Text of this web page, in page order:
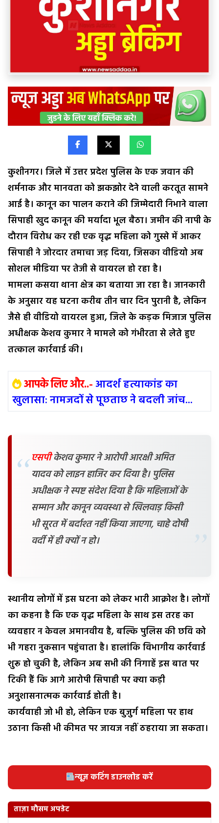
कुशीनगर। जिले में उत्तर प्रदेश पुलिस के एक जवान की
शर्मनाक और मानवता को झकझोर देने वाली करतूत सामने
आई है। कानून का पालन कराने की जिम्मेदारी निभाने वाला
सिपाही खुद कानून की मर्यादा भूल बैठा। जमीन की नापी के
दौरान विरोध कर रही एक वृद्ध महिला को गुस्से में आकर
सिपाही ने जोरदार तमाचा जड़ दिया, जिसका वीडियो अब
सोशल मीडिया पर तेजी से वायरल हो रहा है।
मामला कसया थाना क्षेत्र का बताया जा रहा है। जानकारी
के अनुसार यह घटना करीब तीन चार दिन पुरानी है, लेकिन
जैसे ही वीडियो वायरल हुआ, जिले के कड़क मिजाज पुलिस
अधीक्षक केशव कुमार ने मामले को गंभीरता से लेते हुए
तत्काल कार्रवाई की।
आपके लिए और..- आदर्श हत्याकांड का
खुलासा: नामजदों से पूछताछ ने बदली जांच...
एसपीकेशव कुमार ने आरोपी आरक्षी अमित
यादव को लाइन हाजिर कर दिया है। पुलिस
अधीक्षक ने स्पष्ट संदेश दिया है कि महिलाओं के
सम्मान और कानून व्यवस्था से खिलवाड़ किसी
भी सूरत में बर्दाश्त नहीं किया जाएगा, चाहे दोषी
वर्दी में ही क्यों न हो।
स्थानीय लोगों में इस घटना को लेकर भारी आक्रोश है। लोगों
का कहना है कि एक वृद्ध महिला के साथ इस तरह का
व्यवहार न केवल अमानवीय है, बल्कि पुलिस की छवि को
भी गहरा नुकसान पहुंचाता है। हालांकि विभागीय कार्रवाई
शुरू हो चुकी है, लेकिन अब सभी की निगाहें इस बात पर
टिकी हैं कि आगे आरोपी सिपाही पर क्या कड़ी
अनुशासनात्मक कार्रवाई होती है।
कार्यवाही जो भी हो, लेकिन एक बुजुर्ग महिला पर हाथ
उठाना किसी भी कीमत पर जायज नहीं ठहराया जा सकता।
न्यूज़ कटिंग डाउनलोड करें
ताज़ा मौसम अपडेट